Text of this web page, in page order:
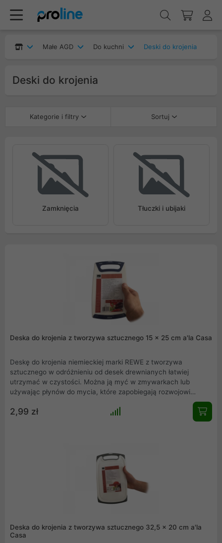
Małe AGD Do kuchni Deski do krojenia
Deski do krojenia
Kategorie i filtry Sortuj
Zamknięcia Tłuczki i ubijaki
Deska do krojenia z tworzywa sztucznego 15 x 25 cm a'la Casa
Deskę do krojenia niemieckiej marki REWE z tworzywa
sztucznego w odróżnieniu od desek drewnianych łatwiej
utrzymać w czystości. Można ją myć w zmywarkach lub
używając płynów do mycia, które zapobiegają rozwojowi
bakterii. Bardzo ważną jej zaletą jest fakt, iż nie niszczy noży
kuchennych. Deska jest estetycznie wykonana, wyposażona
jest na jednym końcu w owalny uchwyt, który może służyć do
2,99 zł
Deska do krojenia z tworzywa sztucznego 32,5 x 20 cm a'la
Casa